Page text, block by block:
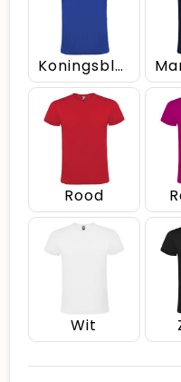
Koningsblauw
Rood
Wit